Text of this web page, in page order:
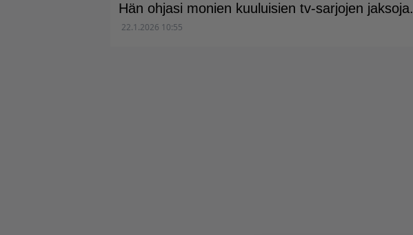
Hän ohjasi monien kuuluisien tv-sarjojen jaksoja.
22.1.2026 10:55